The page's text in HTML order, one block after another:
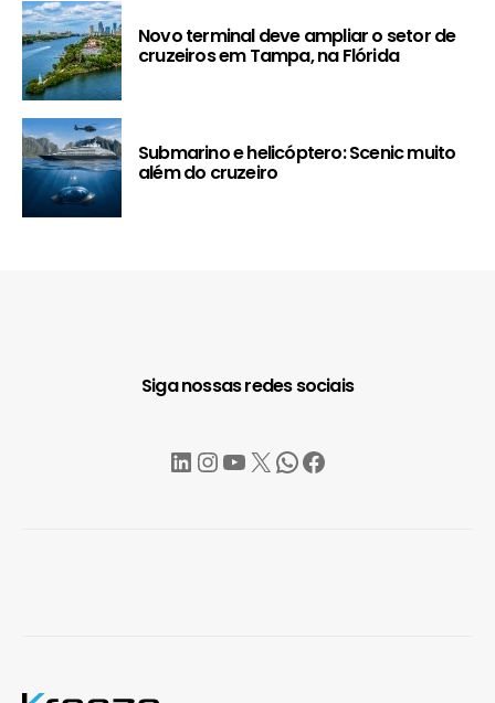
Novo terminal deve ampliar o setor de
cruzeiros em Tampa, na Flórida
Submarino e helicóptero: Scenic muito
além do cruzeiro
Siga nossas redes sociais
LinkedIn
Instagram
YouTube
X WhatsApp
Facebook